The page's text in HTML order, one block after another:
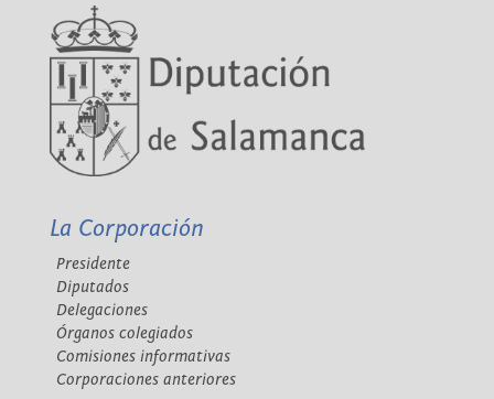
La Corporación
Presidente
Diputados
Delegaciones
Órganos colegiados
Comisiones informativas
Corporaciones anteriores